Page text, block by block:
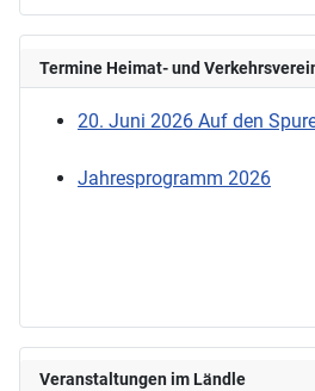
Termine Heimat- und
20. Juni 2026 Auf den
Jahresprogramm 2026
Veranstaltungen im Ländle